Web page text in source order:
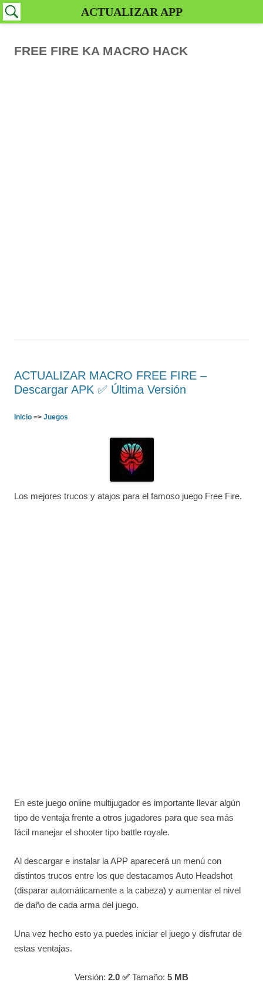
FREE FIRE KA MACRO HACK
ACTUALIZAR MACRO FREE FIRE –
Descargar APK ✅️ Última Versión
Inicio => Juegos
Los mejores trucos y atajos para el famoso juego Free Fire.
En este juego online multijugador es importante llevar algún
tipo de ventaja frente a otros jugadores para que sea más
fácil manejar el shooter tipo battle royale.
Al descargar e instalar la APP aparecerá un menú con
distintos trucos entre los que destacamos Auto Headshot
(disparar automáticamente a la cabeza) y aumentar el nivel
de daño de cada arma del juego.
Una vez hecho esto ya puedes iniciar el juego y disfrutar de
estas ventajas.
Versión: 2.0 ✅ Tamaño: 5 MB
ACTUALIZAR APP